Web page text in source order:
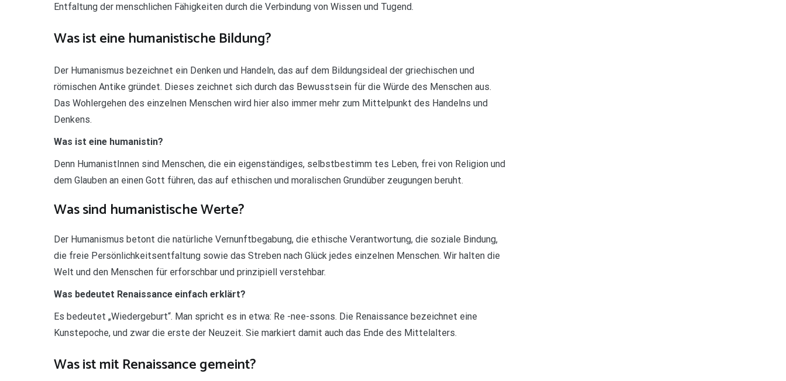
Entfaltung der menschlichen Fähigkeiten durch die Verbindung von Wissen und Tugend.
Was ist eine humanistische Bildung?
Der Humanismus bezeichnet ein Denken und Handeln, das auf dem Bildungsideal der griechischen und
römischen Antike gründet. Dieses zeichnet sich durch das Bewusstsein für die Würde des Menschen aus.
Das Wohlergehen des einzelnen Menschen wird hier also immer mehr zum Mittelpunkt des Handelns und
Denkens.
Was ist eine humanistin?
Denn HumanistInnen sind Menschen, die ein eigenständiges, selbstbestimm tes Leben, frei von Religion und
dem Glauben an einen Gott führen, das auf ethischen und moralischen Grundüber zeugungen beruht.
Was sind humanistische Werte?
Der Humanismus betont die natürliche Vernunftbegabung, die ethische Verantwortung, die soziale Bindung,
die freie Persönlichkeitsentfaltung sowie das Streben nach Glück jedes einzelnen Menschen. Wir halten die
Welt und den Menschen für erforschbar und prinzipiell verstehbar.
Was bedeutet Renaissance einfach erklärt?
Es bedeutet „Wiedergeburt“. Man spricht es in etwa: Re -nee-ssons. Die Renaissance bezeichnet eine
Kunstepoche, und zwar die erste der Neuzeit. Sie markiert damit auch das Ende des Mittelalters.
Was ist mit Renaissance gemeint?